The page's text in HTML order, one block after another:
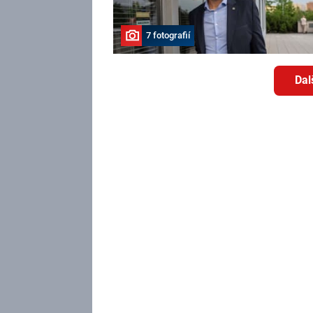
7 fotografií